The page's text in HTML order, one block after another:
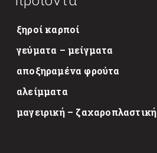
ξηροί καρποί
γεύματα – μείγματα
αποξηραμένα φρούτα
αλείμματα
μαγειρική – ζαχαροπλαστική